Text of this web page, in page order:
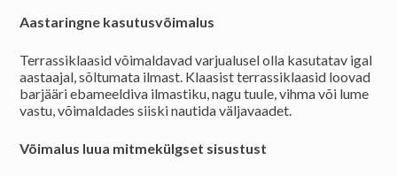
Aastaringne kasutusvõimalus
Terrassiklaasid võimaldavad varjualusel olla kasutatav igal
aastaajal, sõltumata ilmast. Klaasist terrassiklaasid loovad
barjääri ebameeldiva ilmastiku, nagu tuule, vihma või lume
vastu, võimaldades siiski nautida väljavaadet.
Võimalus luua mitmekülgset sisustust